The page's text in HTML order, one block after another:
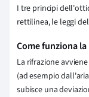
I tre principi
rettilinea, le leggi
Come funziona
La rifrazione
(ad esempio
subisce una